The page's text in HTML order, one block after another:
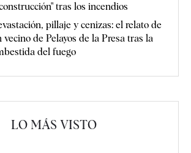
tras los incendios
pillaje y cenizas: el relato de
vecino de Pelayos de la Presa tras la
del fuego
LO MÁS VISTO